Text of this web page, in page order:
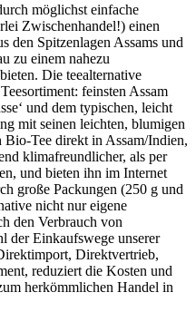
möglichst einfache
Zwischenhandel!) einen
den Spitzenlagen Assams und
zu einem nahezu
Die teealternative
feinsten Assam
und dem typischen, leicht
mit seinen leichten, blumigen
Tee direkt in Assam/Indien,
klimafreundlicher, als per
und bieten ihn im Internet
große Packungen (250 g und
nicht nur eigene
den Verbrauch von
der Einkaufswege unserer
Direktvertrieb,
reduziert die Kosten und
herkömmlichen Handel in